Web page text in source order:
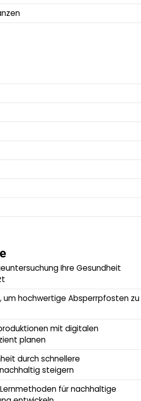
Ihre Gesundheit
um hochwertige Absperrpfosten zu
mit digitalen
planen
durch schnellere
steigern
für nachhaltige